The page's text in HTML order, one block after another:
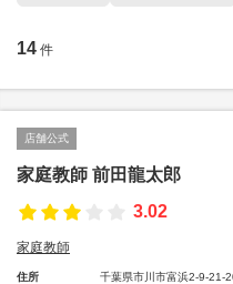
14 件
店舗公式
家庭教師 前田龍太郎
3.02
家庭教師
住所 千葉県市川市富浜2-9-21-